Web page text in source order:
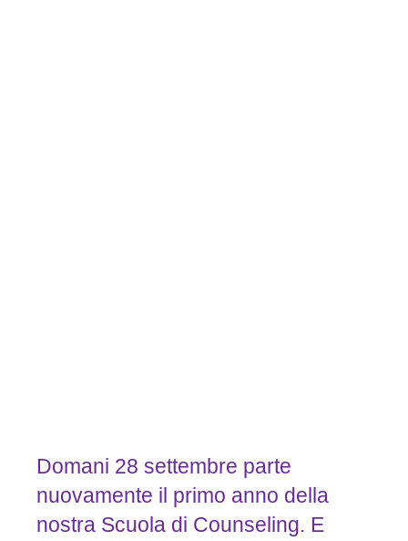
Domani 28 settembre parte
nuovamente il primo anno della
nostra Scuola di Counseling. E